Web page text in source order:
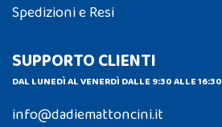
Spedizioni e Resi
SUPPORTO CLIENTI
DAL LUNEDÌ AL VENERDÌ DALLE 9:30 ALLE 16:30
info@dadiemattoncini.it